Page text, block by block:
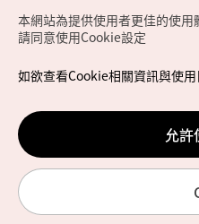
Copyrights (c) 韓國觀光公社
如有相關疑問或建議，歡迎
chinese_big5@knto.or.kr
本網站為提供使用者更佳的使
請同意使用Cookie設定
如欲查看Cookie相關資訊與使
允